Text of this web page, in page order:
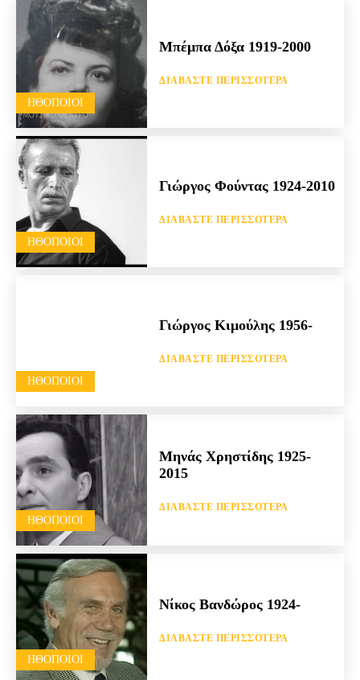
HΘΟΠΟΙΟΊ
Μπέμπα Δόξα 1919-2000
ΔΙΑΒΆΣΤΕ ΠΕΡΙΣΣΌΤΕΡΑ
HΘΟΠΟΙΟΊ
Γιώργος Φούντας 1924-2010
ΔΙΑΒΆΣΤΕ ΠΕΡΙΣΣΌΤΕΡΑ
HΘΟΠΟΙΟΊ
Γιώργος Κιμούλης 1956-
ΔΙΑΒΆΣΤΕ ΠΕΡΙΣΣΌΤΕΡΑ
HΘΟΠΟΙΟΊ
Μηνάς Χρηστίδης 1925-
2015
ΔΙΑΒΆΣΤΕ ΠΕΡΙΣΣΌΤΕΡΑ
HΘΟΠΟΙΟΊ
Νίκος Βανδώρος 1924-
ΔΙΑΒΆΣΤΕ ΠΕΡΙΣΣΌΤΕΡΑ